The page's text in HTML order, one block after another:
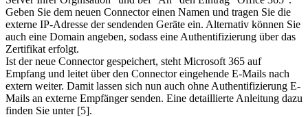
Geben Sie dem neuen Connector einen Namen und tragen Sie die
externe IP-Adresse der sendenden Geräte ein. Alternativ können Sie
auch eine Domain angeben, sodass eine Authentifizierung über das
Zertifikat erfolgt.
Ist der neue Connector gespeichert, steht Microsoft 365 auf
Empfang und leitet über den Connector eingehende E-Mails nach
extern weiter. Damit lassen sich nun auch ohne Authentifizierung E-
Mails an externe Empfänger senden. Eine detaillierte Anleitung dazu
finden Sie unter [5].